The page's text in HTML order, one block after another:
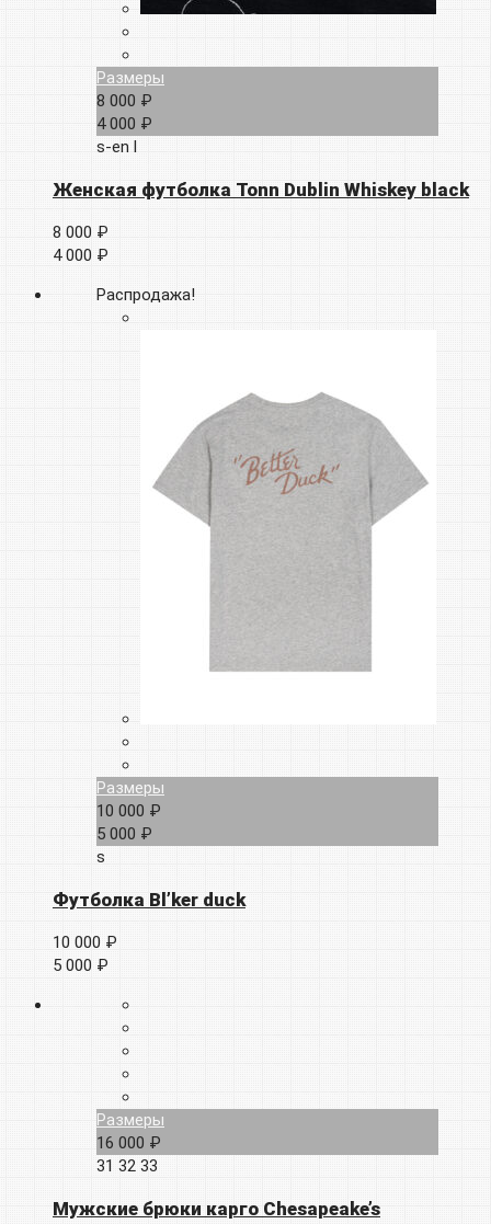
Размеры
8 000 ₽
4 000 ₽
s-en l
Женская футболка Tonn Dublin Whiskey black
8 000 ₽
4 000 ₽
Распродажа!
Размеры
10 000 ₽
5 000 ₽
s
Футболка Bl’ker duck
10 000 ₽
5 000 ₽
Размеры
16 000 ₽
31 32 33
Мужские брюки карго Chesapeake’s